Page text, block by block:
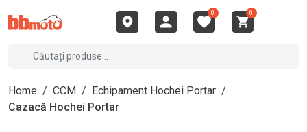
0 0
Home / CCM / Echipament Hochei Portar /
Cazacă Hochei Portar